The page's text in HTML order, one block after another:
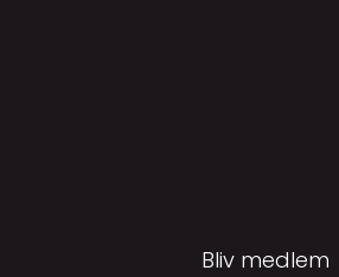
Bliv medlem